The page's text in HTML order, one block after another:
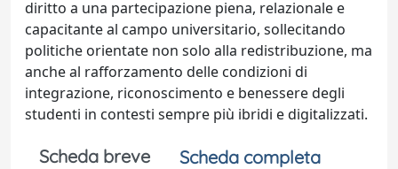
diritto a una partecipazione piena, relazionale e
capacitante al campo universitario, sollecitando
politiche orientate non solo alla redistribuzione, ma
anche al rafforzamento delle condizioni di
integrazione, riconoscimento e benessere degli
studenti in contesti sempre più ibridi e digitalizzati.
Scheda breve
Scheda completa